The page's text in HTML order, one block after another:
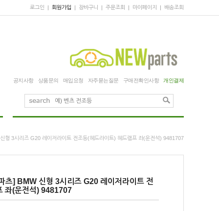
로그인 | 회원가입 | 장바구니 | 주문조회 | 마이페이지 | 배송조회
공지사항
상품문의 매입요청 자주묻는질문 구매전확인사항 개인결제
형 3시리즈 G20 레이저라이트 전조등(헤드라이트) 헤드램프 좌(운전석) 9481707
츠] BMW 신형 3시리즈 G20 레이저라이트 전
좌(운전석) 9481707